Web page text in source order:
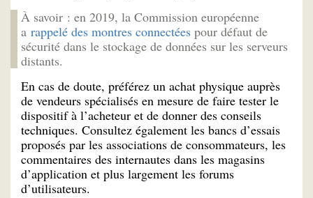
À savoir : en 2019, la Commission européenne
a rappelé des montres connectées pour défaut de
sécurité dans le stockage de données sur les serveurs
distants.
En cas de doute, préférez un achat physique auprès
de vendeurs spécialisés en mesure de faire tester le
dispositif à l’acheteur et de donner des conseils
techniques. Consultez également les bancs d’essais
proposés par les associations de consommateurs, les
commentaires des internautes dans les magasins
d’application et plus largement les forums
d’utilisateurs.